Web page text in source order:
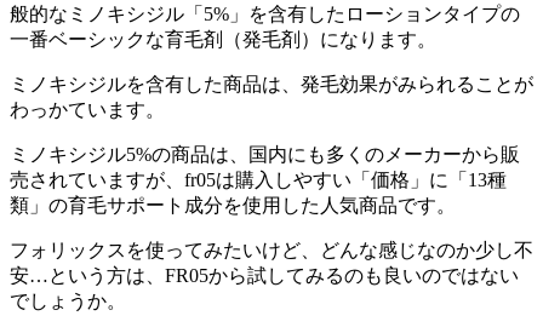
般的なミノキシジル「5%」を含有したローションタイプの
一番ベーシックな育毛剤（発毛剤）になります。
ミノキシジルを含有した商品は、 発毛効果がみられる ことが
わっかています。
ミノキシジル5%の商品は、国内にも多くのメーカーから販
売されていますが、 fr05は購入しやすい「価格」に「13種
類」の育毛サポート成分を使用した人気商品です。
フォリックスを使ってみたいけど、どんな感じなのか少し不
安…という方は、FR05から試してみるのも良いのではない
でしょうか。